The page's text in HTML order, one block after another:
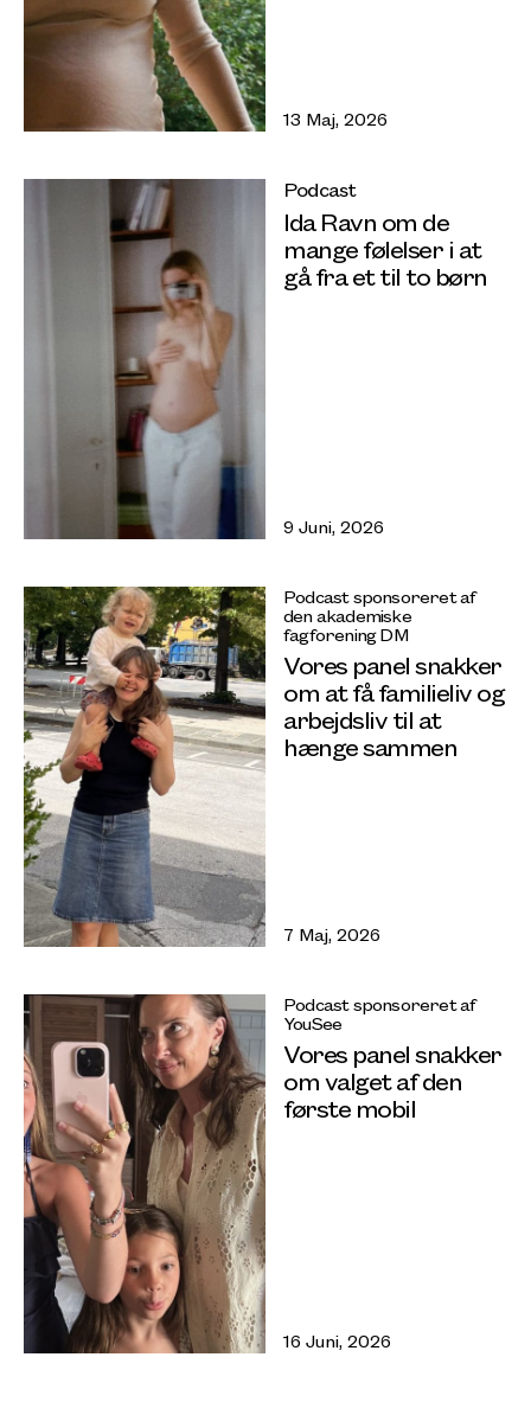
13 Maj, 2026
Podcast
Ida Ravn om de
mange følelser i at
gå fra et til to børn
9 Juni, 2026
Podcast sponsoreret af
den akademiske
fagforening DM
Vores panel snakker
om at få familieliv og
arbejdsliv til at
hænge sammen
7 Maj, 2026
Podcast sponsoreret af
YouSee
Vores panel snakker
om valget af den
første mobil
16 Juni, 2026